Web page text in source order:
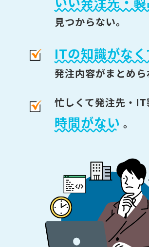
見つからない。
ITの知識がなく
発注内容がまとめら
忙しくて発注先・
時間がない 。